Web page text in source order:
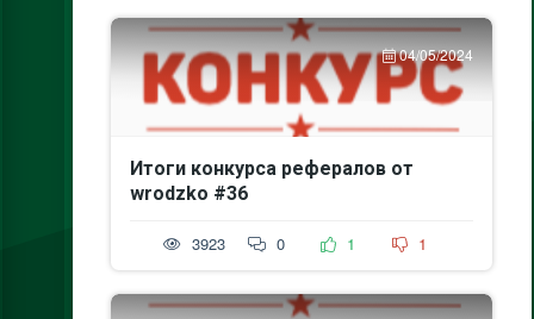
04/05/2024
Итоги конкурса рефералов от
wrodzko #36
3923 0 1 1